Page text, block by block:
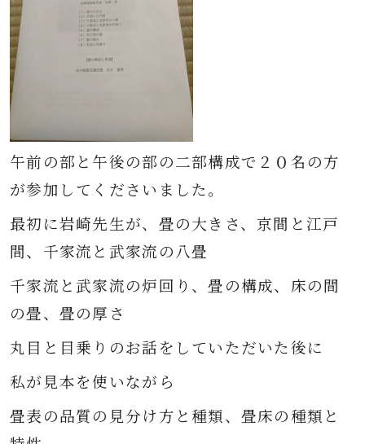
午前の部と午後の部の二部構成で２０名の方
が参加してくださいました。
最初に岩崎先生が、畳の大きさ、京間と江戸
間、千家流と武家流の八畳
千家流と武家流の炉回り、畳の構成、床の間
の畳、畳の厚さ
丸目と目乗りのお話をしていただいた後に
私が見本を使いながら
畳表の品質の見分け方と種類、畳床の種類と